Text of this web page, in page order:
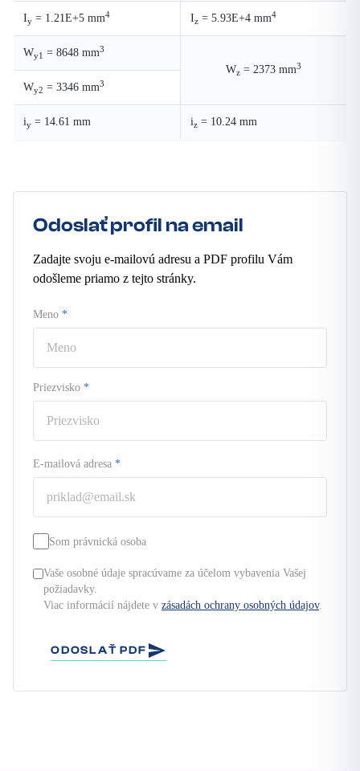
Iy = 1.21E+5 mm4 Iz = 5.93E+4 mm4
Wy1 = 8648 mm3
Wz = 2373 mm3
Wy2 = 3346 mm3
iy = 14.61 mm iz = 10.24 mm
Odoslať profil na email
Zadajte svoju e-mailovú adresu a PDF profilu Vám
odošleme priamo z tejto stránky.
Meno *
Priezvisko *
E-mailová adresa *
Som právnická osoba
Vaše osobné údaje spracúvame za účelom vybavenia Vašej
požiadavky.
Viac informácií nájdete v zásadách ochrany osobných údajov.
ODOSLAŤ PDF